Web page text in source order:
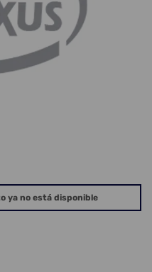
ya no está disponible